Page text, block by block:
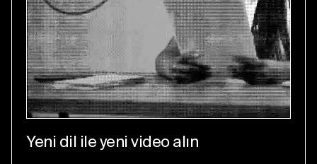
Yeni dil ile yeni video alın